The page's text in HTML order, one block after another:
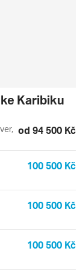
Karibiku
od 94 500 Kč
100 500 Kč
100 500 Kč
100 500 Kč